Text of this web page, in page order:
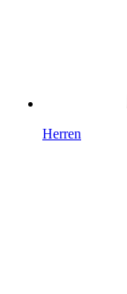
Herren